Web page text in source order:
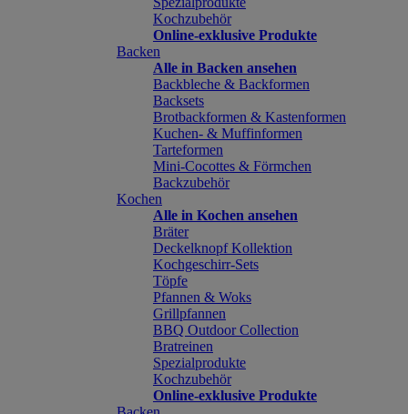
Kochzubehör
Online-exklusive Produkte
Backen
Alle in Backen ansehen
Backbleche & Backformen
Backsets
Brotbackformen & Kastenformen
Kuchen- & Muffinformen
Tarteformen
Mini-Cocottes & Förmchen
Backzubehör
Kochen
Alle in Kochen ansehen
Bräter
Deckelknopf Kollektion
Kochgeschirr-Sets
Töpfe
Pfannen & Woks
Grillpfannen
BBQ Outdoor Collection
Bratreinen
Spezialprodukte
Kochzubehör
Online-exklusive Produkte